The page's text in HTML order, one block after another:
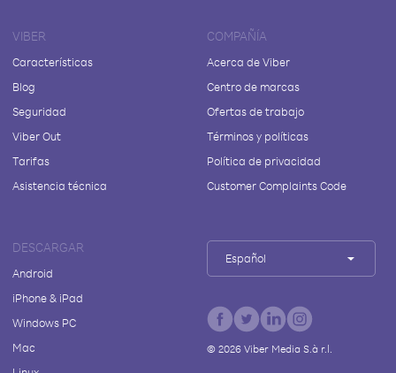
VIBER
Características
Blog
Seguridad
Viber Out
Tarifas
Asistencia técnica
COMPAÑÍA
Acerca de Viber
Centro de marcas
Ofertas de trabajo
Términos y políticas
Política de privacidad
Customer Complaints Code
DESCARGAR
Android
iPhone & iPad
Windows PC
Mac
Español
© 2026Viber Media S.à r.l.